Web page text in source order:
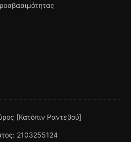
[Κατόπιν Ραντεβού]
2103255124